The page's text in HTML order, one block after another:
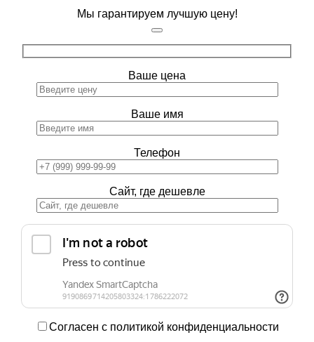
Мы гарантируем лучшую цену!
Ваше цена
Ваше имя
Телефон
Сайт, где дешевле
Согласен с политикой конфиденциальности